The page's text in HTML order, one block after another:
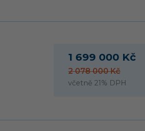
1 699 000 Kč
2 078 000 Kč
včetně 21% DPH